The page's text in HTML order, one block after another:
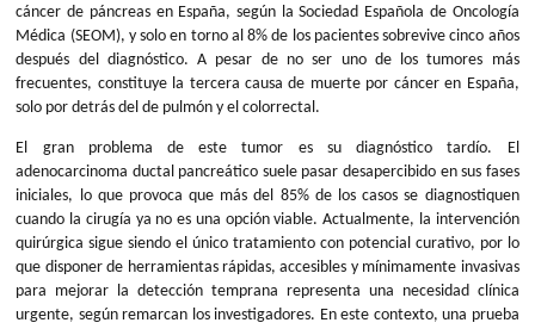
cáncer de páncreas en España, según la Sociedad Española de Oncología
Médica (SEOM), y solo en torno al 8% de los pacientes sobrevive cinco años
después del diagnóstico. A pesar de no ser uno de los tumores más
frecuentes, constituye la tercera causa de muerte por cáncer en España,
solo por detrás del de pulmón y el colorrectal.
El gran problema de este tumor es su diagnóstico tardío. El
adenocarcinoma ductal pancreático suele pasar desapercibido en sus fases
iniciales, lo que provoca que más del 85% de los casos se diagnostiquen
cuando la cirugía ya no es una opción viable. Actualmente, la intervención
quirúrgica sigue siendo el único tratamiento con potencial curativo, por lo
que disponer de herramientas rápidas, accesibles y mínimamente invasivas
para mejorar la detección temprana representa una necesidad clínica
urgente, según remarcan los investigadores. En este contexto, una prueba